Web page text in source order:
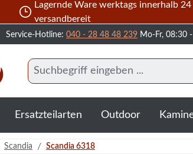
Lagernde Ware werktags innerhalb
versandbereit
Service-Hotline: 040 - 28 48 48 239 Mo-Fr, 08:30
Ersatzteilarten Outdoor
Scandia / Scandia 6318